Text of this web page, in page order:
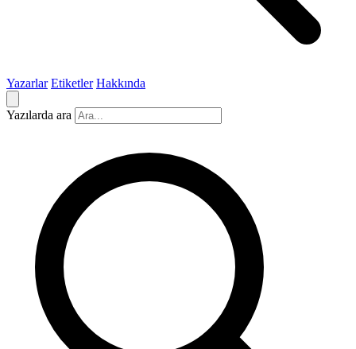
Yazarlar Etiketler Hakkında
Yazılarda ara